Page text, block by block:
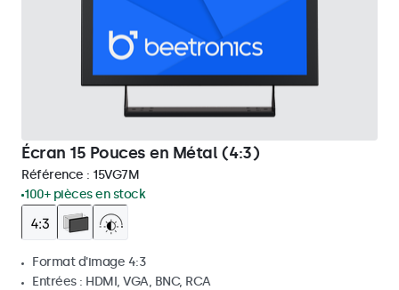
Écran 15 Pouces en Métal (4:3)
Référence : 15VG7M
100+ pièces en stock
Format d'image 4:3
Entrées : HDMI, VGA, BNC, RCA